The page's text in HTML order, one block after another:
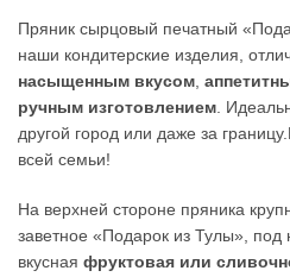
Пряник сырцовый печатный
наши кондитерские изделия,
насыщенным вкусом
ручным изготовлением .
другой город или даже за
всей семьи!
На верхней стороне пряника
заветное «Подарок из Тулы», под
вкусная фруктовая или